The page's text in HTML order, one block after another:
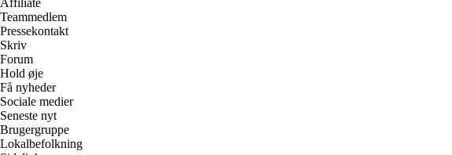
Teammedlem
Pressekontakt
Skriv
Forum
Hold øje
Få nyheder
Sociale medier
Seneste nyt
Brugergruppe
Lokalbefolkning